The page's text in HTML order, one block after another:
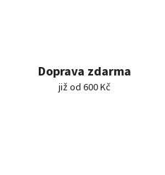
Doprava zdarma
již od 600 Kč